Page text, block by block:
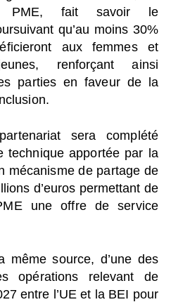
PME, fait savoir le
qu’au moins 30%
aux femmes et
renforçant ainsi
parties en faveur de la
sera complété
technique apportée par la
mécanisme de partage de
d’euros permettant de
une offre de service
même source, d’une des
opérations relevant de
entre l’UE et la BEI pour